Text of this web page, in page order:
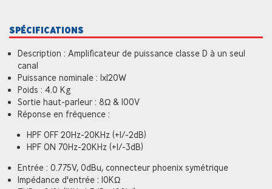
SPÉCIFICATIONS
Description : Amplificateur de puissance classe D à un seul
canal
Puissance nominale : 1x120W
Poids : 4.0 Kg
Sortie haut-parleur : 8Ω & 100V
Réponse en fréquence :
HPF OFF 20Hz-20KHz (+1/-2dB)
HPF ON 70Hz-20KHz (+1/-3dB)
Entrée : 0.775V, 0dBu, connecteur phoenix symétrique
Impédance d'entrée : 10KΩ